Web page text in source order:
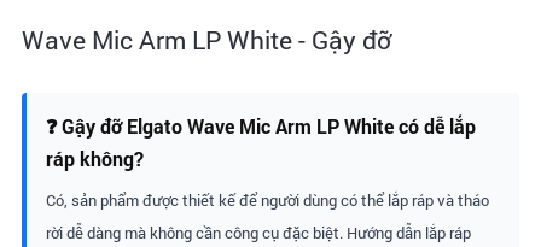
Wave Mic Arm LP White - Gậy đỡ
❓ Gậy đỡ Elgato Wave Mic Arm LP White có dễ lắp
ráp không?
Có, sản phẩm được thiết kế để người dùng có thể lắp ráp và tháo
rời dễ dàng mà không cần công cụ đặc biệt. Hướng dẫn lắp ráp